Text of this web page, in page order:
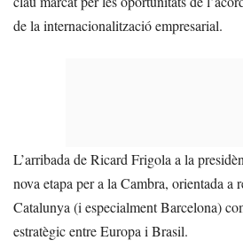
de la internacionalització empresarial.
L’arribada de Ricard Frigola a la
nova etapa per a la Cambra, orientada a
Catalunya (i especialment Barcelona)
estratègic entre Europa i Brasil.